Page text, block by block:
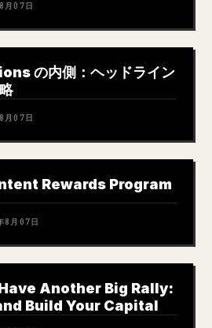
月07日
の内側：ヘッドライン
月07日
Rewards Program
8月07日
Another Big Rally:
Build Your Capital